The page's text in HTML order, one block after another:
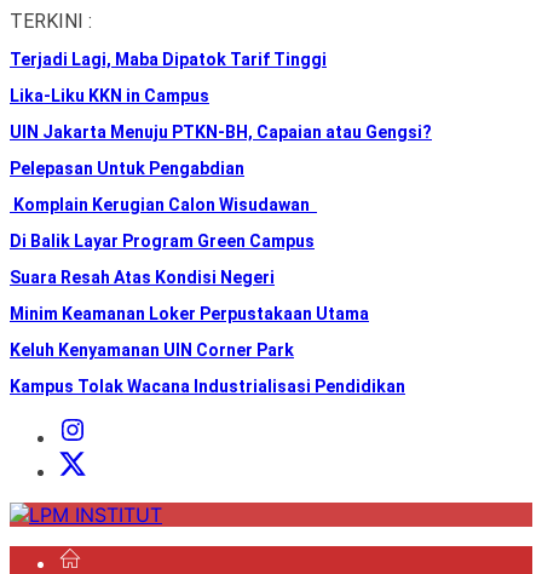
Skip
the
content
TERKINI :
Terjadi Lagi, Maba Dipatok Tarif Tinggi
Lika-Liku KKN in Campus
UIN Jakarta Menuju PTKN-BH, Capaian atau Gengsi?
Pelepasan Untuk Pengabdian
Komplain Kerugian Calon Wisudawan
Di Balik Layar Program Green Campus
Suara Resah Atas Kondisi Negeri
Minim Keamanan Loker Perpustakaan Utama
Keluh Kenyamanan UIN Corner Park
Kampus Tolak Wacana Industrialisasi Pendidikan
Instagram
Institut
X
LPM